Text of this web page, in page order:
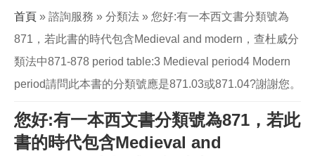
您在這裡
首頁 » 諮詢服務 » 分類法 » 您好:有一本西文書分類號為
871，若此書的時代包含Medieval and modern，查杜威分
類法中871-878 period table:3 Medieval period4 Modern
period請問此本書的分類號應是871.03或871.04?謝謝您。
您好:有一本西文書分類號為871，若此
書的時代包含Medieval and